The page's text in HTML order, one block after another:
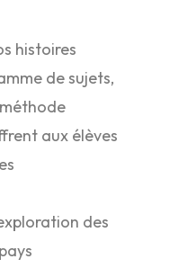
histoires
de sujets,
aux élèves
des